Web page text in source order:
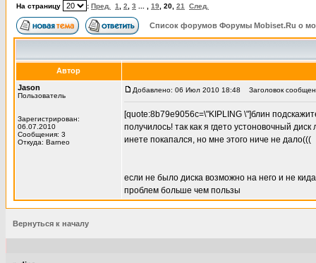
На страницу : Пред. 1 2 3 19 20 21 След.
Список форумов Форумы Mobiset.Ru о
Автор
Jason
Пользователь
Зарегистрирован:
06.07.2010
Сообщения: 3
Откуда: Barneo
Добавлено: 06 Июл 2010 18:48 Заголовок
[quote:8b79e9056c=\"KIPLING \"]блин
получилось! так как я гдето устоновочный
инете покапался, но мне этого ниче не дало(((
если не было диска возможно на него и не
проблем больше чем пользы
Вернуться к началу